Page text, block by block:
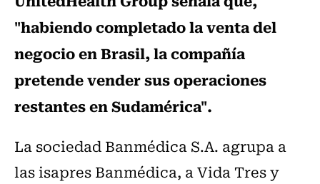
"habiendo completado la venta del
negocio en Brasil, la compañía
pretende vender sus operaciones
restantes en Sudamérica".
La sociedad Banmédica S.A. agrupa a
las isapres Banmédica, a Vida Tres y